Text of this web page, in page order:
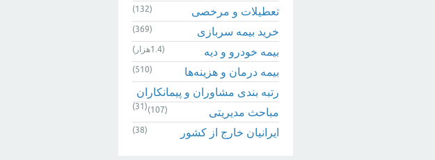
تعطیلات و مرخصی (132)
خرید بیمه سربازی (369)
بیمه خودرو و دیه (1.4هزار)
بیمه درمان و هزینه‌ها (510)
رتبه بندی مشاوران و پیمانکاران
(31) مباحث مدیریتی (107)
ایرانیان خارج از کشور (38)